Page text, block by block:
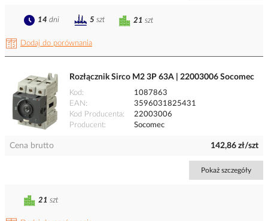
Dodaj do porównania
21 szt
14 dni 5 szt
Rozłącznik Sirco M2 3P 63A | 22003006 Socomec
Kod
1087863
EAN
3596031825431
Kod Producenta
22003006
Producent
Socomec
Cena brutto 142,86 zł/szt
Pokaż szczegóły
21 szt